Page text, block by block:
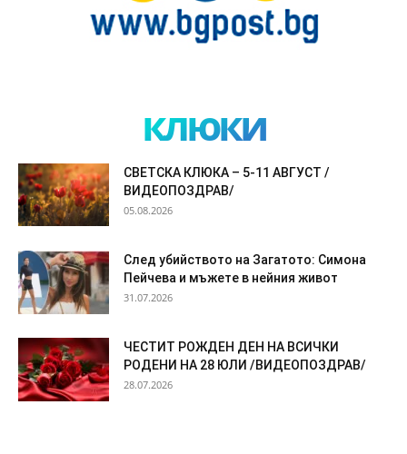
клюки
СВЕТСКА КЛЮКА – 5-11 АВГУСТ /
ВИДЕОПОЗДРАВ/
05.08.2026
След убийството на Загатото: Симона
Пейчева и мъжете в нейния живот
31.07.2026
ЧЕСТИТ РОЖДЕН ДЕН НА ВСИЧКИ
РОДЕНИ НА 28 ЮЛИ /ВИДЕОПОЗДРАВ/
28.07.2026